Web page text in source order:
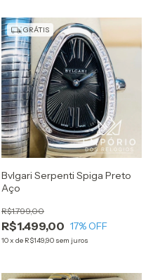
GRÁTIS
Bvlgari Serpenti Spiga Preto
Aço
R$1.499,00
R$1.799,00
17% OFF
10x de R$149,90 sem juros